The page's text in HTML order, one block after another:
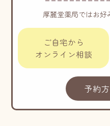
厚麗堂薬局ではお
ご自宅から
オンライン相談
予約